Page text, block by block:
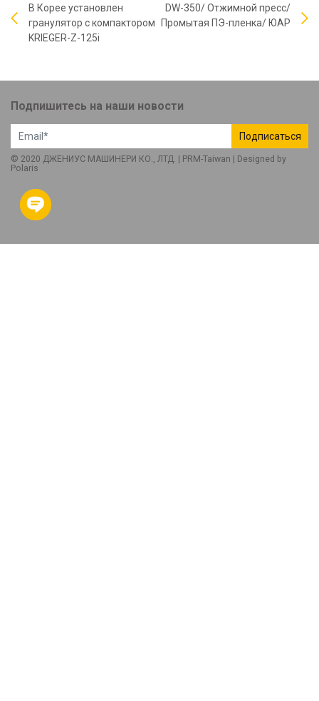
В Корее установлен
гранулятор с компактором
KRIEGER-Z-125i
DW-350/ Отжимной пресс/
Промытая ПЭ-пленка/ ЮАР
Подпишитесь на наши новости
Подписаться
© 2020 ДЖЕНИУС МАШИНЕРИ КО., ЛТД. | PRM-Taiwan | Designed by
Polaris